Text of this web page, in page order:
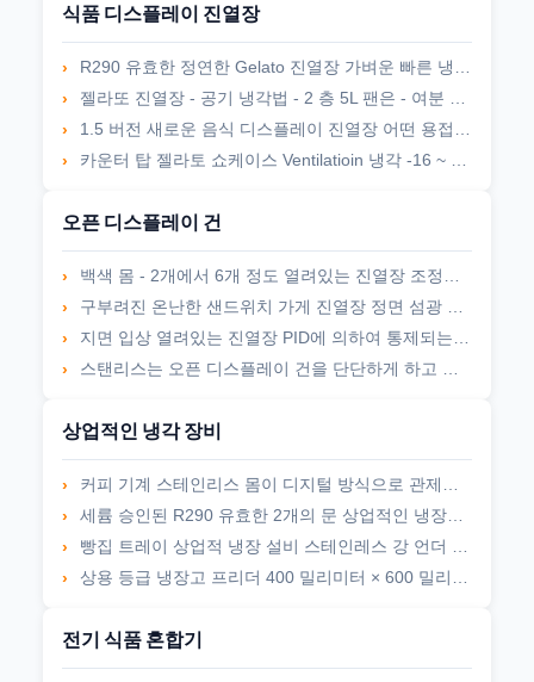
식품 디스플레이 진열장
R290 유효한 정연한 Gelato 진열장 가벼운 빠른 냉각 2개의 층 LED
젤라또 진열장 - 공기 냉각법 - 2 층 5L 팬은 - 여분 냉장고 만곡 형상을 구합니다
1.5 버전 새로운 음식 디스플레이 진열장 어떤 용접, 이용 가능한 R290도 항상 2일부터 6일까지 급을 유지하지는 않습니다
카운터 탑 젤라토 쇼케이스 Ventilatioin 냉각 -16 ~ -20도 4Pcs 5L 젤라토 팬
오픈 디스플레이 건
백색 몸 - 2개에서 6개 정도 열려있는 진열장 조정가능한 선반 장수
구부려진 온난한 샌드위치 가게 진열장 정면 섬광 유리제 수동 가습기를 자유롭게 여십시오
지면 입상 열려있는 진열장 PID에 의하여 통제되는 각자 서비스 열려있는 온열 장치 3 선반
스탠리스는 오픈 디스플레이 건을 단단하게 하고 똑바로 쌀쌀한 슈퍼마켓 진열장을 엽니다
상업적인 냉각 장비
커피 기계 스테인리스 몸이 디지털 방식으로 관제사 소형 냉장고에 의하여 일치합니다
세륨 승인된 R290 유효한 2개의 문 상업적인 냉장고 상업적인 부엌 냉각 장비
빵집 트레이 상업적 냉장 설비 스테인레스 강 언더 카운터 냉동고
상용 등급 냉장고 프리더 400 밀리미터 × 600 밀리미터 빵집 냉장 설비
전기 식품 혼합기